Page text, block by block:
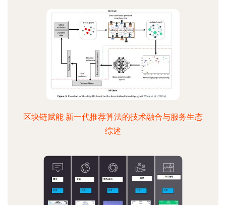
区块链赋能 新一代推荐算法的技术融合与服务生态
综述